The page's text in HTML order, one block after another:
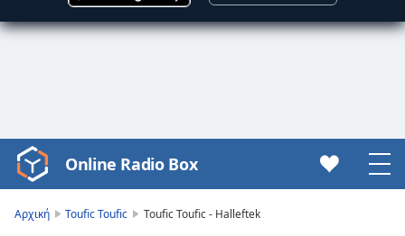
Video
Player
Online Radio Box
Αρχική Toufic Toufic Toufic Toufic - Halleftek